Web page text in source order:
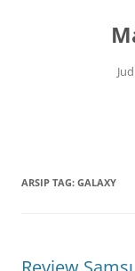
ARSIP TAG: GALAXY